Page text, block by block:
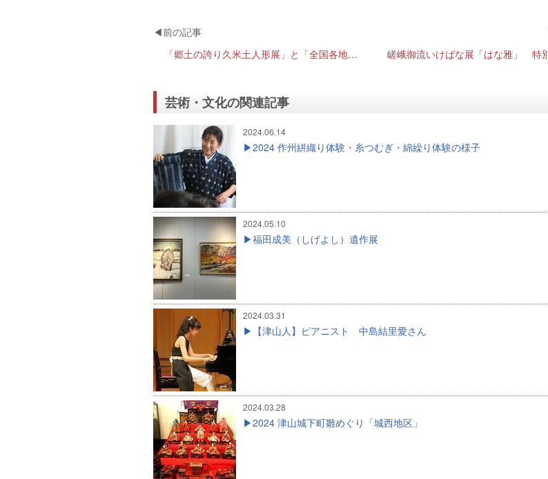
「郷土の誇り久米土人形展」と「全国各地の土雛展」
芸術・文化の関連記事
2024.06.14
2024 作州絣織り体験・糸つむぎ・綿繰り体験の様子
2024.05.10
福田成美（しげよし）遺作展
2024.03.31
【津山人】ピアニスト 中島結里愛さん
2024.03.28
2024 津山城下町雛めぐり「城西地区」